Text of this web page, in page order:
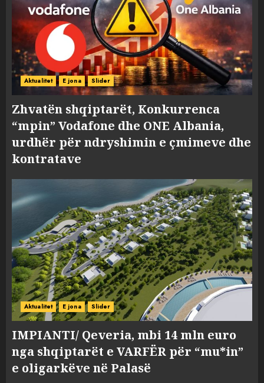
Aktualitet E jona Slider
Zhvatën shqiptarët, Konkurrenca
“mpin” Vodafone dhe ONE Albania,
urdhër për ndryshimin e çmimeve dhe
kontratave
Aktualitet E jona Slider
IMPIANTI/ Qeveria, mbi 14 mln euro
nga shqiptarët e VARFËR për “mu*in”
e oligarkëve në Palasë